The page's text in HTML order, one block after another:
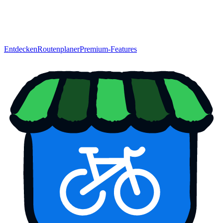
EntdeckenRoutenplanerPremium-Features